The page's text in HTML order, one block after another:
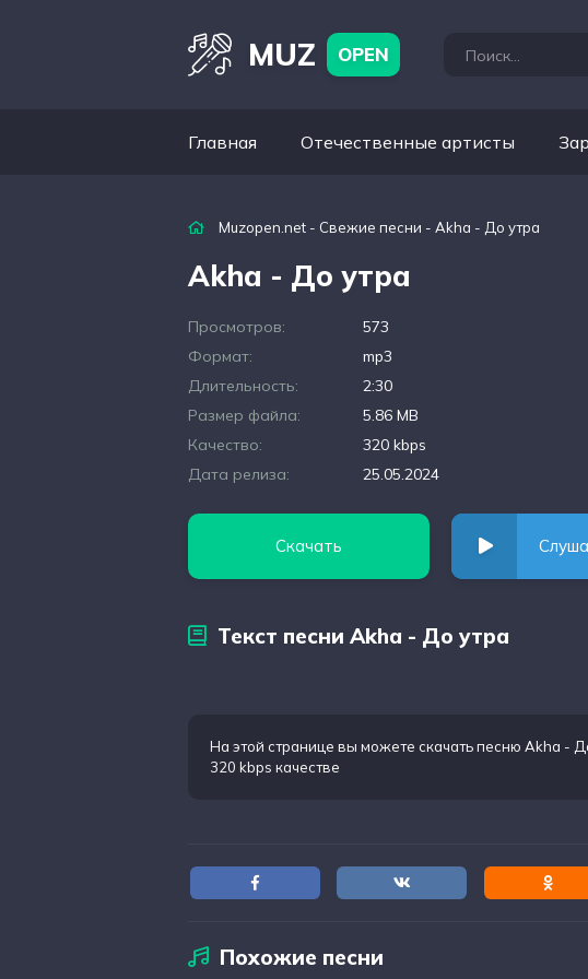
MUZ OPEN
Главная Отечественные артисты
Muzopen.net - Свежие песни - Akha - До утра
Akha - До утра
Просмотров:
573
Формат:
mp3
Длительность:
2:30
Размер файла:
5.86 MB
Качество:
320 kbps
Дата релиза:
25.05.2024
Скачать
Текст песни Akha - До утра
На этой странице вы можете скачать песню Akha -
320 kbps качестве
Похожие песни